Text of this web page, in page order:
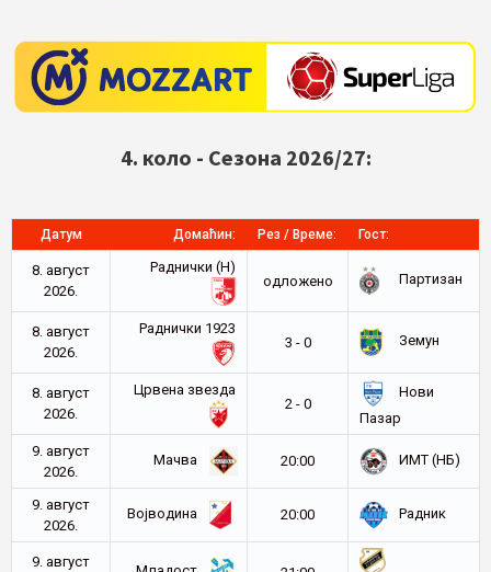
4. коло - Сезона 2026/27:
Датум Домаћин: Рез / Време: Гост:
8. август
2026.
Раднички (Н)
oдложено
Партизан
8. август
2026.
Раднички 1923
3 - 0
Земун
8. август
2026.
Црвена звезда
2 - 0
Нови
Пазар
9. август
2026.
Мачва 20:00 ИМТ (НБ)
9. август
2026.
Војводина 20:00 Радник
9. август